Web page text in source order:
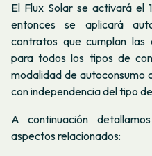
El Flux Solar se activará el
entonces se aplicará
contratos que cumplan las
para todos los tipos de
modalidad de autoconsumo
con independencia del tipo
A continuación
aspectos relacionados: